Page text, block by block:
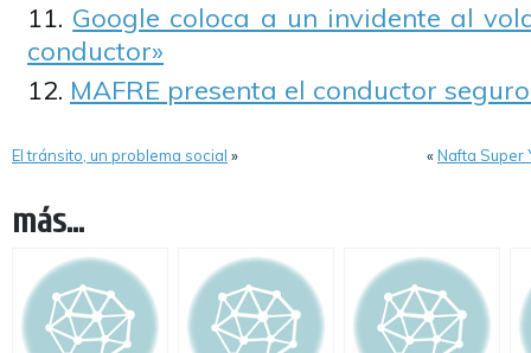
Google coloca a un invidente al
conductor»
MAFRE presenta el conductor
El tránsito, un problema social » «Nafta Super
más...